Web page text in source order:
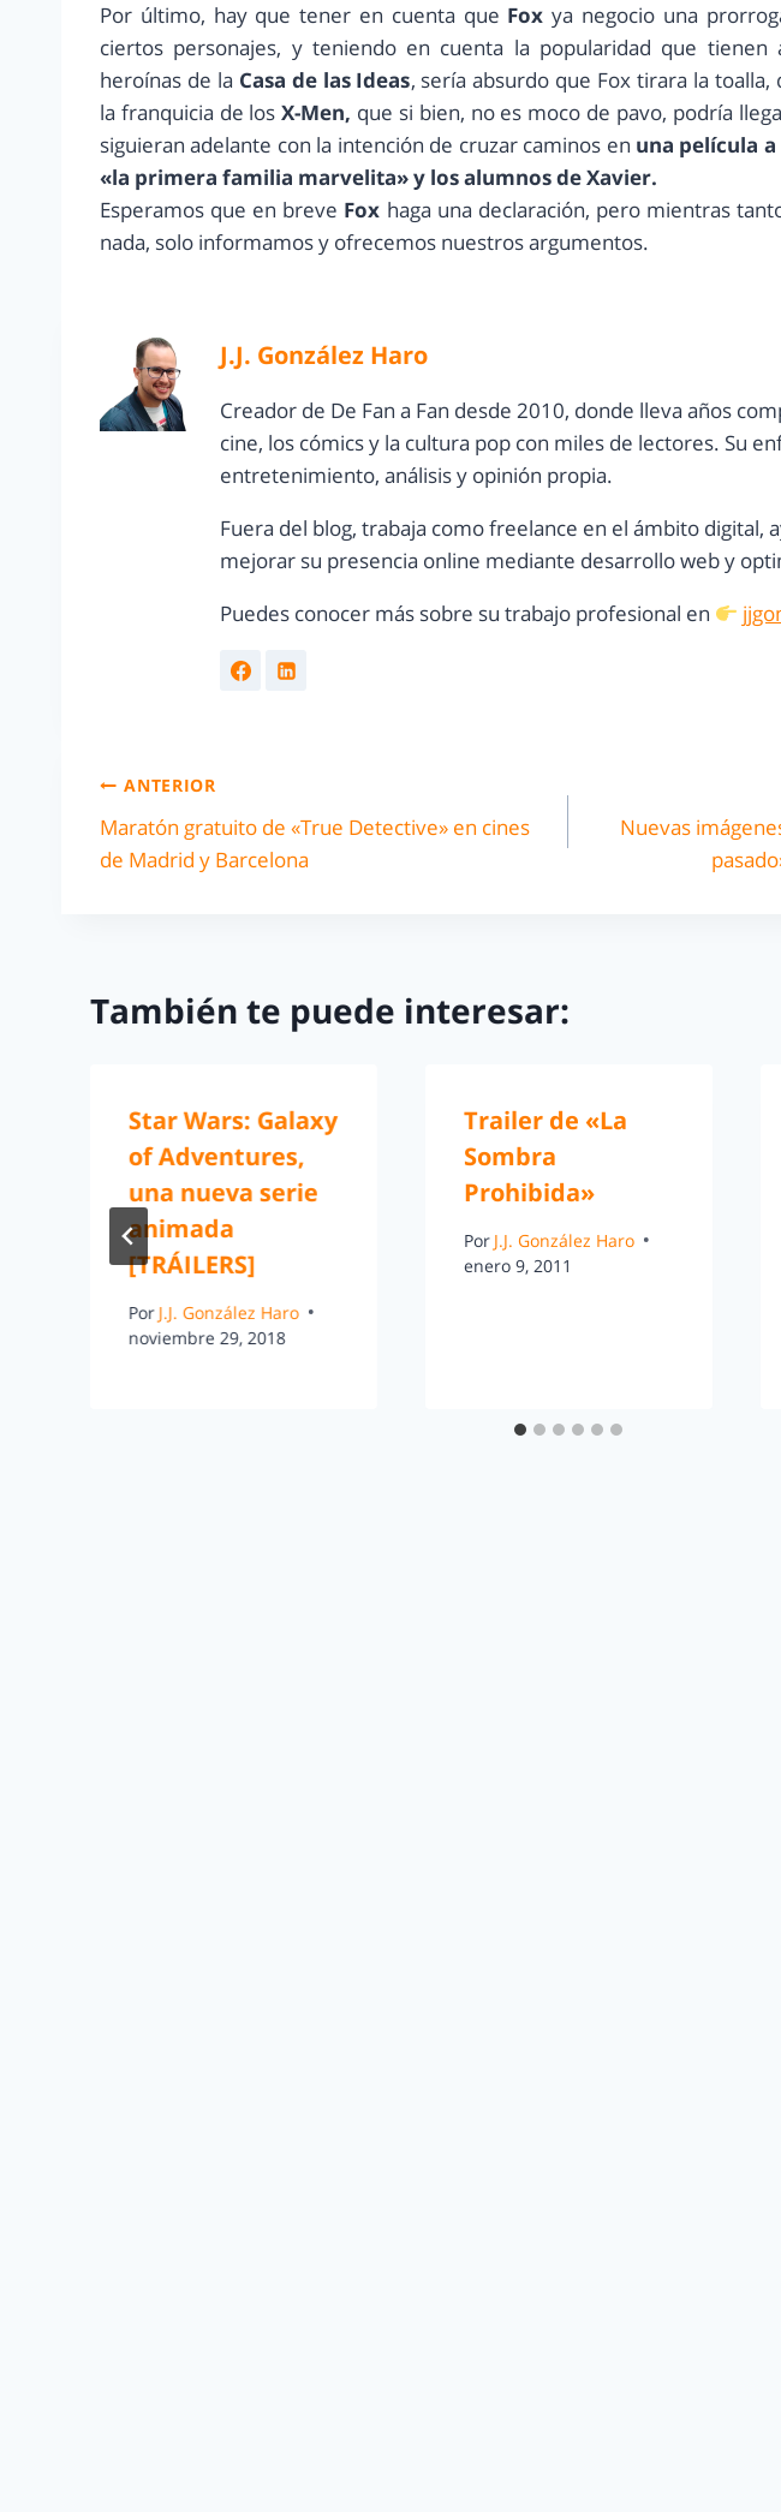
Por último, hay que tener en cuenta que Foxya negocio una
ciertos personajes, y teniendo en cuenta la popularidad que
heroínas de la Casa de las Ideas, sería absurdo que Fox tirara la
la franquicia de losX-Men, que si bien, no es moco de pavo, podría
siguieran adelante con la intención de cruzar caminos en una película
«la primera familia marvelita» y los alumnos de Xavier.
Esperamos que en breve Fox haga una declaración, pero mientras
nada, solo informamos y ofrecemos nuestros argumentos.
J.J. González Haro
Creador de De Fan a Fan desde 2010, donde lleva años
cine, los cómics y la cultura pop con miles de lectores. Su
entretenimiento, análisis y opinión propia.
Fuera del blog, trabaja como freelance en el ámbito digital,
mejorar su presencia online mediante desarrollo web y
Puedes conocer más sobre su trabajo profesional en
ANTERIOR
Maratón gratuito de «True Detective» en cines
de Madrid y Barcelona
Nuevas
También te puede interesar:
Star Wars: Galaxy
of Adventures,
una nueva serie
animada
[TRÁILERS]
PorJ.J. González Haro
noviembre 29, 2018
Trailer de «La
Sombra
Prohibida»
Por J.J. González Haro
enero 9, 2011